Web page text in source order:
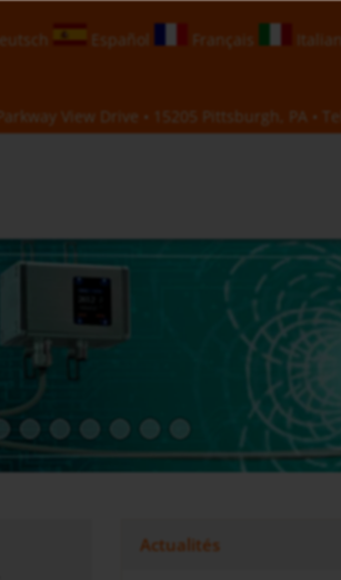
Español Français
View Drive • 15205 Pittsburgh, PA •
Actualités